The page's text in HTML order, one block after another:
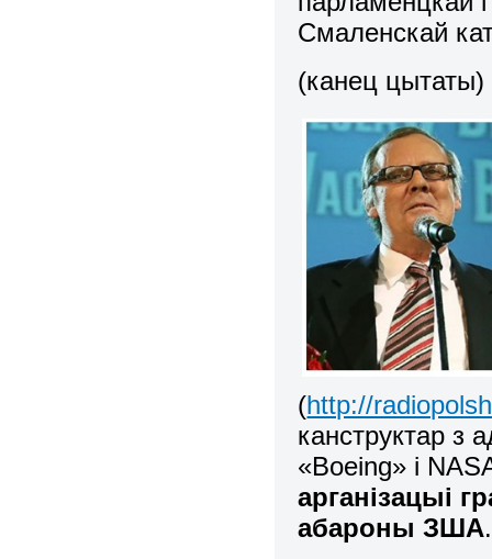
Смаленскай
(канец цытаты)
(http://
канструктар з
«Boeing» і
арганізацыі
абароны ЗША.